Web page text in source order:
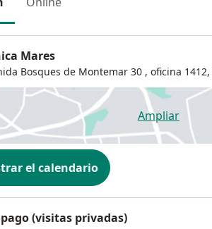
Mares
Bosques de Montemar 30 , oficina 1412,
Ampliar
se abre
el calendario
(visitas privadas)